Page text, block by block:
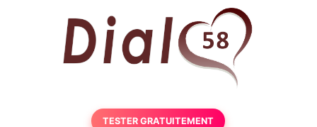
TESTER GRATUITEMENT